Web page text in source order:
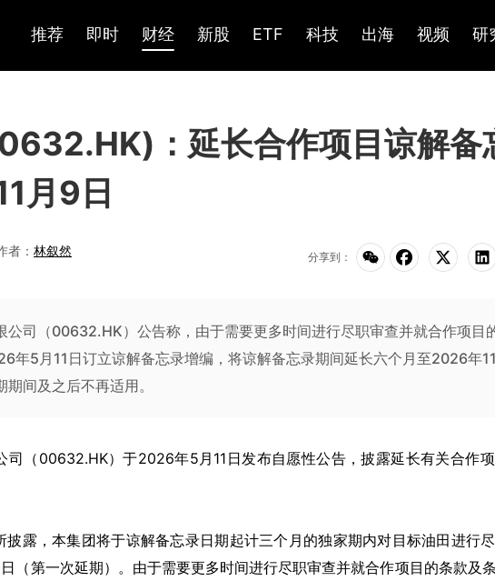
推荐 即时 财经 新股 ETF 科技 出海 视频 研
：延长合作项目谅解备
月9日
者： 林叙然 分享到：
公司（00632.HK）公告称，由于需要更多时间进行尽职审查并就合作项目
年5月11日订立谅解备忘录增编，将谅解备忘录期间延长六个月至2026年
间及之后不再适用。
司（00632.HK）于2026年5月11日发布自愿性公告，披露延长有关合作
披露，本集团将于谅解备忘录日期起计三个月的独家期内对目标油田进行
（第一次延期）。由于需要更多时间进行尽职审查并就合作项目的条款及